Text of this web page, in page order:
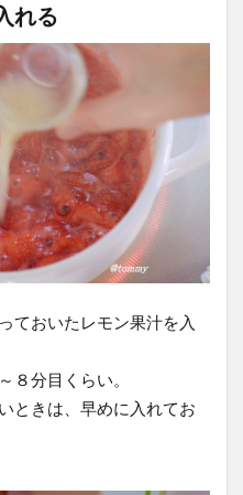
れる
ておいたレモン果汁を入
８分目くらい。
ときは、早めに入れてお